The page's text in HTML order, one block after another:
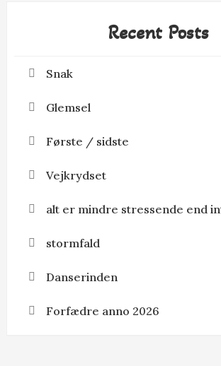
Recent Posts
Snak
Glemsel
Første / sidste
Vejkrydset
alt er mindre stressende end
stormfald
Danserinden
Forfædre anno 2026